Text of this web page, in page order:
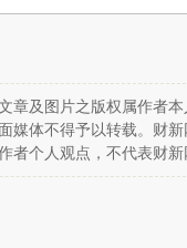
章及图片之版权属作者
媒体不得予以转载。财
者个人观点，不代表财新